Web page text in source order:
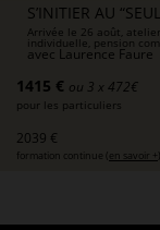
S’INITIER AU
Arrivée le 26 août,
individuelle, pension
avec Laurence Faure
1415 € ou 3 x 472€
pour les particuliers
2039 €
formation continue ( en savoir + )